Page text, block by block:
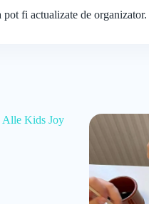
fi actualizate de organizator.